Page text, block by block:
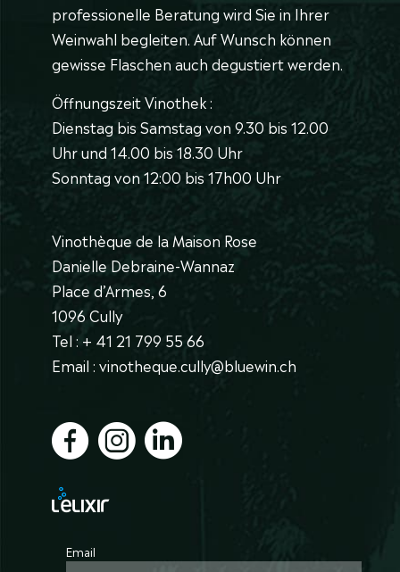
professionelle Beratung wird Sie in Ihrer
Weinwahl begleiten. Auf Wunsch können
gewisse Flaschen auch degustiert werden.
Öffnungszeit Vinothek :
Dienstag bis Samstag von 9.30 bis 12.00
Uhr und 14.00 bis 18.30 Uhr
Sonntag von 12:00 bis 17h00 Uhr
Vinothèque de la Maison Rose
Danielle Debraine-Wannaz
Place d’Armes, 6
1096 Cully
Tel : + 41 21 799 55 66
Email : vinotheque.cully@bluewin.ch
Email